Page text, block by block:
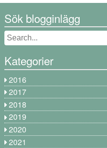
Sök blogginlägg
Kategorier
2016
2017
2018
2019
2020
2021